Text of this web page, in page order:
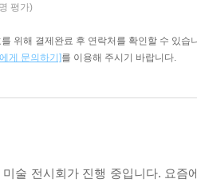
평가)
위해 결제완료 후 연락처를 확인할 수 있습
게 문의하기]를 이용해 주시기 바랍니다.
술 전시회가 진행 중입니다. 요